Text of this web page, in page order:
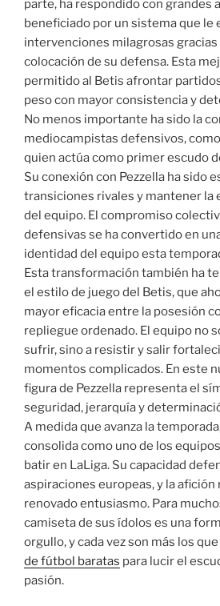
parte, ha respondido con grandes
beneficiado por un sistema que le
intervenciones milagrosas gracias
colocación de su defensa. Esta
permitido al Betis afrontar
peso con mayor consistencia y
No menos importante ha sido la
mediocampistas defensivos,
quien actúa como primer escudo
Su conexión con Pezzella ha sido
transiciones rivales y mantener la
del equipo. El compromiso
defensivas se ha convertido en
identidad del equipo esta
Esta transformación también ha
el estilo de juego del Betis, que
mayor eficacia entre la posesión
repliegue ordenado. El equipo no
sufrir, sino a resistir y salir
momentos complicados. En este
figura de Pezzella representa el
seguridad, jerarquía y
A medida que avanza la
consolida como uno de los
batir en LaLiga. Su capacidad
aspiraciones europeas, y la afición
renovado entusiasmo. Para
camiseta de sus ídolos es una
orgullo, y cada vez son más los
de fútbol baratas para lucir el
pasión.